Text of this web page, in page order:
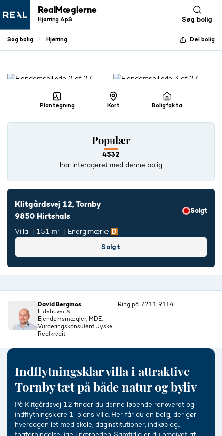
RealMæglerne
Hjørring ApS Søg bolig
Søg bolig Hjørring Del bolig
+ 26 BILLEDER
Boligfakta
Plantegning Kort
Populær
4532
har interageret med denne bolig
Klitgårdsvej 12, Tornby
9850 Hirtshals
Solgt
Villa 151 m² Energimærke
Solgt
David Bergmos
Indehaver &
Ejendomsmægler, MDE,
Vurderingskonsulent Jyske
Realkredit
Ring på 7211 9114
Indflytningsklar villa i attraktive
Tornby tæt på både natur og byliv
På Klitgårdsvej 12 finder du denne løbende renoveret og
indflytningsklare 1-plans villa. Her får du en bolig, der gør
hverdagen let med skole, daginstitutioner, indkøb og
togforbindelse lige i nærheden. Samtidig er du omgivet af